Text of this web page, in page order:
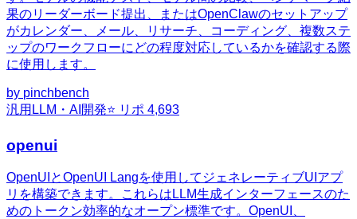
果のリーダーボード提出、またはOpenClawのセットアップ
がカレンダー、メール、リサーチ、コーディング、複数ステ
ップのワークフローにどの程度対応しているかを確認する際
に使用します。
by pinchbench
汎用 LLM・AI開発⭐ リポ 4,693
openui
OpenUIとOpenUI Langを使用してジェネレーティブUIアプ
リを構築できます。これらはLLM生成インターフェースのた
めのトークン効率的なオープン標準です。OpenUI、